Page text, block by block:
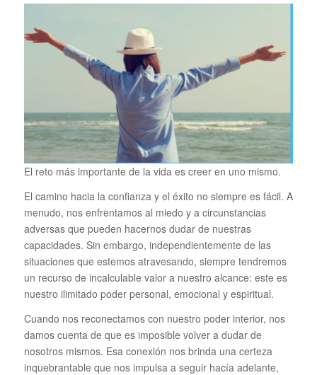
El reto más importante de la vida es creer en uno mismo.
El camino hacia la confianza y el éxito no siempre es fácil. A
menudo, nos enfrentamos al miedo y a circunstancias
adversas que pueden hacernos dudar de nuestras
capacidades. Sin embargo, independientemente de las
situaciones que estemos atravesando, siempre tendremos
un recurso de incalculable valor a nuestro alcance: este es
nuestro ilimitado poder personal, emocional y espiritual.
Cuando nos reconectamos con nuestro poder interior, nos
damos cuenta de que es imposible volver a dudar de
nosotros mismos. Esa conexión nos brinda una certeza
inquebrantable que nos impulsa a seguir hacía adelante,